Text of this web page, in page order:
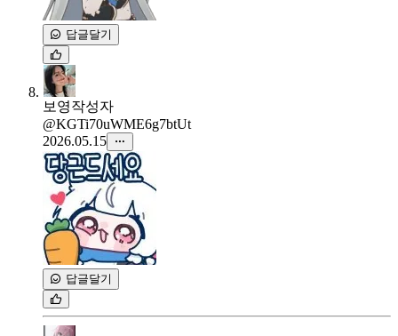
답글달기
보영작성자
@KGTi70uWME6g7btUt
2026.05.15
답글달기